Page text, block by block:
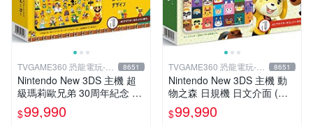
TVGAME360 恐龍電玩-台
中店
8651
Nintendo New 3DS 主機 超
級瑪莉歐兄弟 30周年紀念 日
規機 (附原廠充電器+保護貼)
【台中恐龍電玩】
$99,990
TVGAME360 恐龍電玩-台
中店
8651
Nintendo New 3DS 主機 動
物之森 日規機 日文介面 (附
原廠充電器+保護貼)【台中恐
龍電玩】
$99,990